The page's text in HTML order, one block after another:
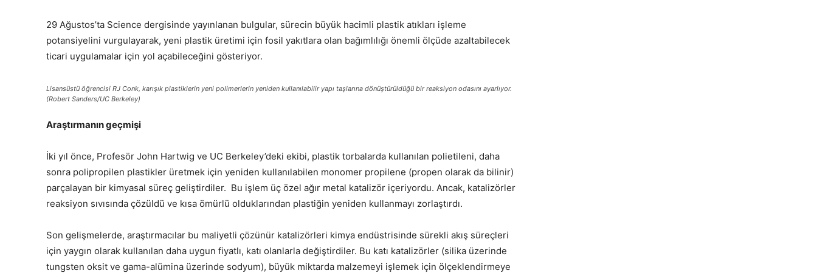
29 Ağustos’ta Science dergisinde yayınlanan bulgular, sürecin büyük hacimli plastik atıkları işleme
potansiyelini vurgulayarak, yeni plastik üretimi için fosil yakıtlara olan bağımlılığı önemli ölçüde azaltabilecek
ticari uygulamalar için yol açabileceğini gösteriyor.
Lisansüstü öğrencisi RJ Conk, karışık plastiklerin yeni polimerlerin yeniden kullanılabilir yapı taşlarına dönüştürüldüğü bir reaksiyon odasını ayarlıyor.
(Robert Sanders/UC Berkeley)
Araştırmanın geçmişi
İki yıl önce, Profesör John Hartwig ve UC Berkeley’deki ekibi, plastik torbalarda kullanılan polietileni, daha
sonra polipropilen plastikler üretmek için yeniden kullanılabilen monomer propilene (propen olarak da bilinir)
parçalayan bir kimyasal süreç geliştirdiler. Bu işlem üç özel ağır metal katalizör içeriyordu. Ancak, katalizörler
reaksiyon sıvısında çözüldü ve kısa ömürlü olduklarından plastiğin yeniden kullanmayı zorlaştırdı.
Son gelişmelerde, araştırmacılar bu maliyetli çözünür katalizörleri kimya endüstrisinde sürekli akış süreçleri
için yaygın olarak kullanılan daha uygun fiyatlı, katı olanlarla değiştirdiler. Bu katı katalizörler (silika üzerinde
tungsten oksit ve gama-alümina üzerinde sodyum), büyük miktarda malzemeyi işlemek için ölçeklendirmeye